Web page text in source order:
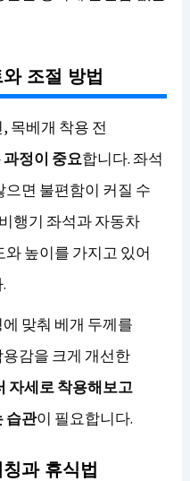
조절 방법
목베개 착용 전
정이 중요합니다. 좌석
면 불편함이 커질 수
행기 좌석과 자동차
높이를 가지고 있어
맞춰 베개 두께를
감을 크게 개선한
자세로 착용해보고
습관이 필요합니다.
과 휴식법